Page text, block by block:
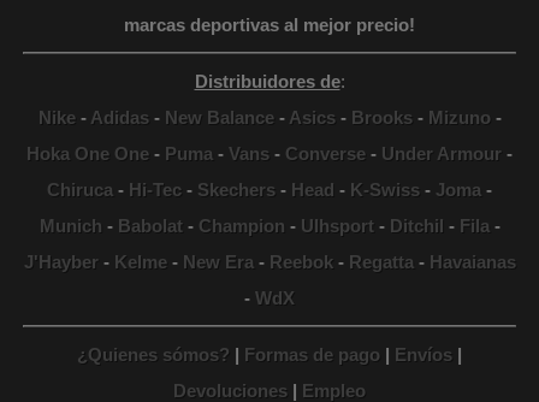
marcas deportivas al mejor precio!
Distribuidores de:
Nike- Adidas- New Balance- Asics- Brooks- Mizuno-
Hoka One One - Puma - Vans - Converse - Under Armour -
Chiruca - Hi-Tec - Skechers - Head - K-Swiss - Joma -
Munich - Babolat- Champion - Ulhsport- Ditchil - Fila -
J'Hayber- Kelme- New Era - Reebok- Regatta - Havaianas
- WdX
¿Quienes sómos? | Formas de pago | Envíos |
Devoluciones | Empleo